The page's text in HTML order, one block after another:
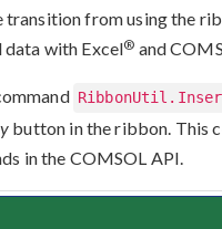
transition from using the
data with Excel® and
button in the ribbon. This
in the COMSOL API.